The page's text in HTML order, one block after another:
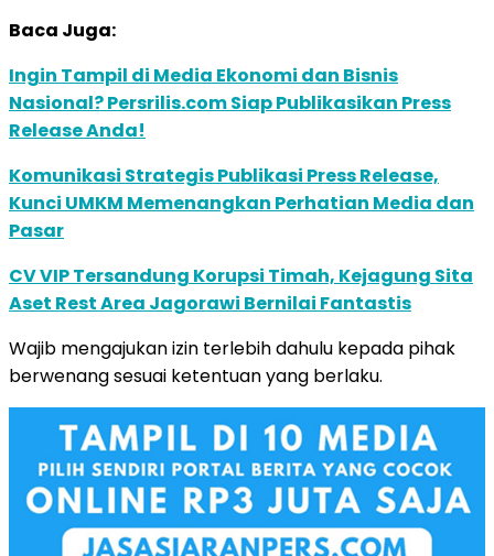
Baca Juga:
Ingin Tampil di Media Ekonomi dan Bisnis
Nasional? Persrilis.com Siap Publikasikan Press
Release Anda!
Komunikasi Strategis Publikasi Press Release,
Kunci UMKM Memenangkan Perhatian Media dan
Pasar
CV VIP Tersandung Korupsi Timah, Kejagung Sita
Aset Rest Area Jagorawi Bernilai Fantastis
Wajib mengajukan izin terlebih dahulu kepada pihak
berwenang sesuai ketentuan yang berlaku.